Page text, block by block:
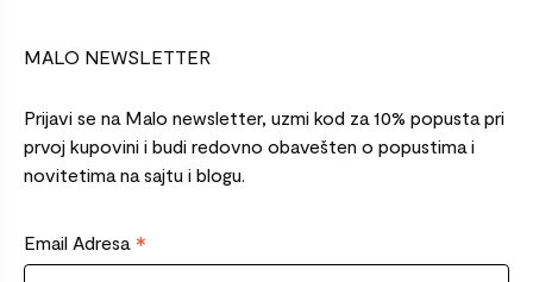
MALO NEWSLETTER
Prijavi se na Malo newsletter, uzmi kod za 10% popusta pri
prvoj kupovini i budi redovno obavešten o popustima i
novitetima na sajtu i blogu.
Email Adresa *